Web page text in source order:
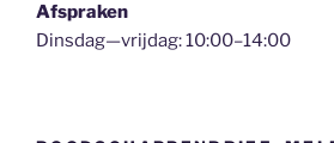
Afspraken
Dinsdag—vrijdag: 10:00–14:00